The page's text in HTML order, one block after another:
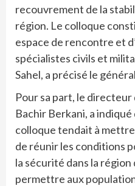
recouvrement de la
région. Le colloque
espace de rencontre et
spécialistes civils et
Sahel, a précisé le
Pour sa part, le directeur
Bachir Berkani, a
colloque tendait à
de réunir les conditions
la sécurité dans la région
permettre aux